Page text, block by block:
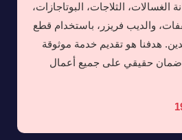
الثلاجات، البوتاجازات،
والديب فريزر، باستخدام قطع
هدفنا هو تقديم خدمة موثوقة
حقيقي على جميع أعمال